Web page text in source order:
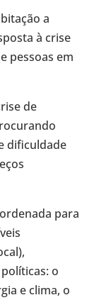
a
à crise
pessoas em
de
dificuldade
para
o
e clima, o